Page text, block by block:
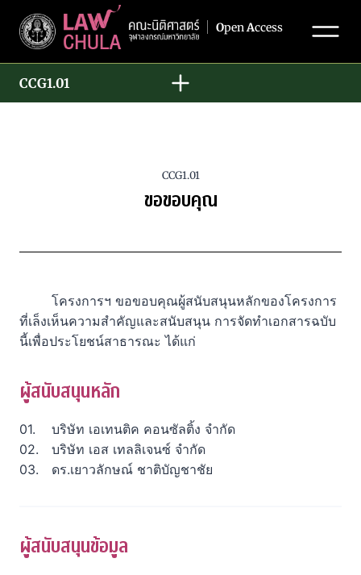
content
Open Access
CCG1.01
CCG1.01
ขอขอบคุณ
โครงการฯ ขอขอบคุณผู้สนับสนุนหลักของโครงการ
ที่เล็งเห็นความสำคัญและสนับสนุน การจัดทำเอกสารฉบับ
นี้เพื่อประโยชน์สาธารณะ ได้แก่
ผู้สนับสนุนหลัก
บริษัท เอเทนติค คอนซัลติ้ง จำกัด
บริษัท เอส เทลลิเจนซ์ จำกัด
ดร.เยาวลักษณ์ ชาติบัญชาชัย
ผู้สนับสนุนข้อมูล